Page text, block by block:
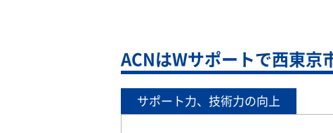
ACNはWサポートで西東京
サポート力、技術力の向上